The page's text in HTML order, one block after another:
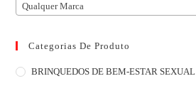
Qualquer Marca
Categorias De Produto
BRINQUEDOS DE BEM-ESTAR SEXUAL